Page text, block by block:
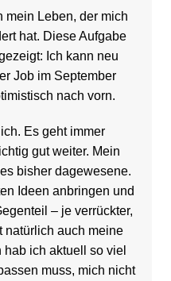
mein Leben, der mich
hat. Diese Aufgabe
Ich kann neu
Job im September
nach vorn.
Es geht immer
gut weiter. Mein
bisher dagewesene.
Ideen anbringen und
– je verrückter,
natürlich auch meine
ich aktuell so viel
muss, mich nicht